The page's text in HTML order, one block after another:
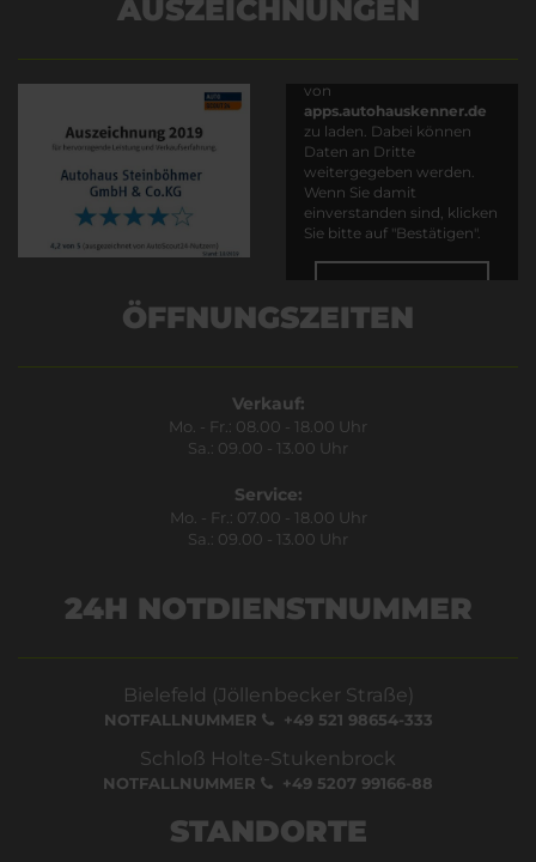
AUSZEICHNUNGEN
von
apps.autohauskenner.de
zu laden. Dabei können
Daten an Dritte
weitergegeben werden.
Wenn Sie damit
einverstanden sind, klicken
Sie bitte auf "Bestätigen".
ÖFFNUNGSZEITEN
Verkauf:
Mo. - Fr.: 08.00 - 18.00 Uhr
Sa.: 09.00 - 13.00 Uhr
Service:
Mo. - Fr.: 07.00 - 18.00 Uhr
Sa.: 09.00 - 13.00 Uhr
24H NOTDIENSTNUMMER
Bielefeld (Jöllenbecker Straße)
NOTFALLNUMMER +49 521 98654-333
Schloß Holte-Stukenbrock
NOTFALLNUMMER +49 5207 99166-88
STANDORTE